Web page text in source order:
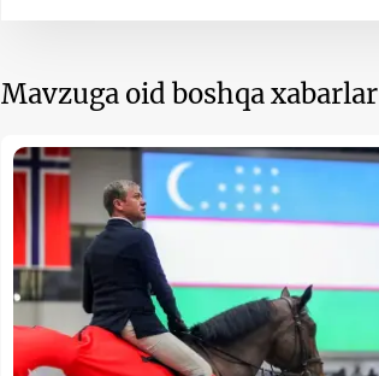
Mavzuga oid boshqa xabarlar